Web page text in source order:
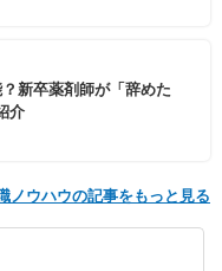
新卒薬剤師が「辞めた
介
ノウハウの記事をもっと見る